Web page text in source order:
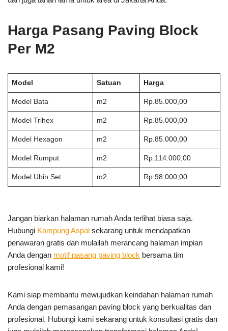
Harga Pasang Paving Block
Per M2
Model Satuan Harga
Model Bata m2 Rp.85.000,00
Model Trihex m2 Rp.85.000,00
Model Hexagon m2 Rp.85.000,00
Model Rumput m2 Rp.114.000,00
Model Ubin Set m2 Rp.98.000,00
Jangan biarkan halaman rumah Anda terlihat biasa saja.
Hubungi Kampung Aspal sekarang untuk mendapatkan
penawaran gratis dan mulailah merancang halaman impian
Anda dengan motif pasang paving block bersama tim
profesional kami!
Kami siap membantu mewujudkan keindahan halaman rumah
Anda dengan pemasangan paving block yang berkualitas dan
profesional. Hubungi kami sekarang untuk konsultasi gratis dan